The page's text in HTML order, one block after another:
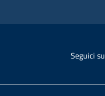
Seguici su